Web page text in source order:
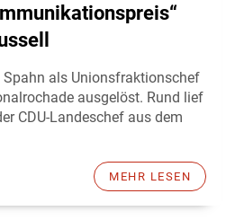
Spahn als Unionsfraktionschef
ausgelöst. Rund lief
CDU-Landeschef aus dem
MEHR LESEN